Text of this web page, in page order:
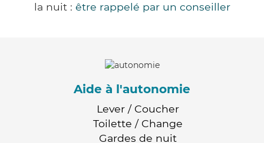
la nuit : être rappelé par un conseiller
Aide à l'autonomie
Lever / Coucher
Toilette / Change
Gardes de nuit